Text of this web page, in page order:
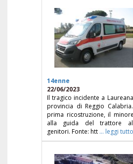
14enne
22/06/2023
Il tragico incidente a
provincia di Reggio
prima ricostruzione, il
alla guida del trattore
genitori. Fonte: htt ... leggi tutto